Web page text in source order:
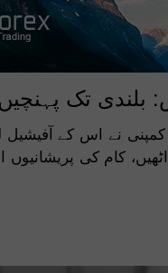
بلندی تک پہنچیں
کام کی